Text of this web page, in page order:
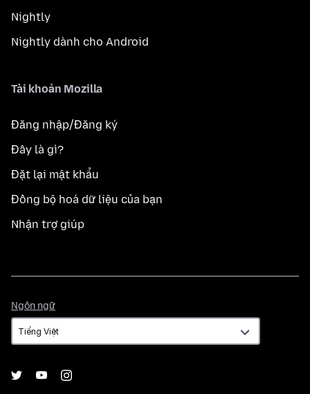
Nightly
Nightly dành cho Android
Tài khoản Mozilla
Đăng nhập/Đăng ký
Đây là gì?
Đặt lại mật khẩu
Đồng bộ hoá dữ liệu của bạn
Nhận trợ giúp
Ngôn ngữ
ngữ